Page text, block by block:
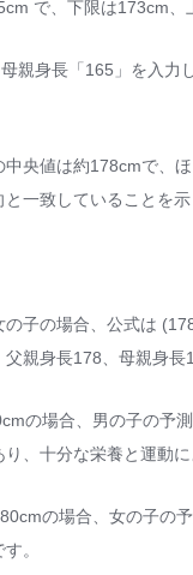
で、下限は173cm、
親身長「165」を入
央値は約178cmで、
一致していることを示
の子の場合、公式は
親身長178、母親身
の場合、男の子の予
、十分な栄養と運動に
の場合、女の子の
。